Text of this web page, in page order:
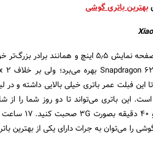
بهترین باتری گوشی
این فبلت عمر باتری خیلی بالایی داشته و
ساعت است. این باتری می‌تواند تا دو روز شما
را می‌توان به جرات دارای یکی از بهترین